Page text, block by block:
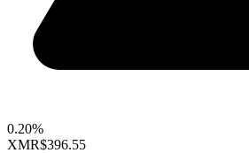
0.20%
XMR$396.55